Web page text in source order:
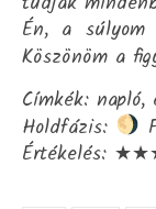
Én, a
Köszönöm a
Címkék: napló,
Holdfázis:
Értékelés: